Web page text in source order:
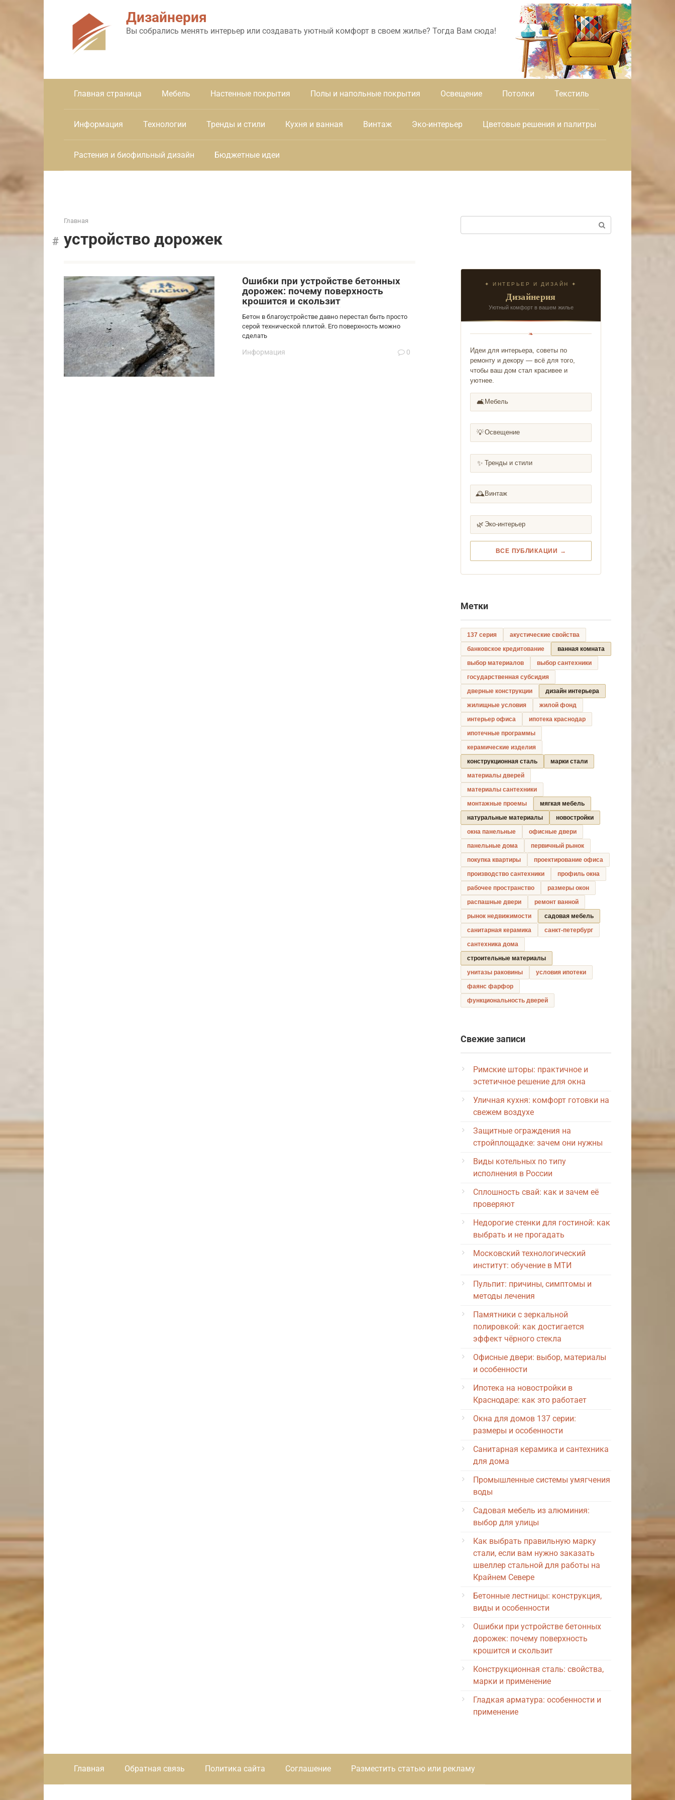
Дизайнерия
Вы собрались менять интерьер или создавать уютный комфорт в своем жилье? Тогда Вам сюда!
Главная страница Мебель Настенные покрытия Полы и напольные покрытия Освещение Потолки Текстиль
Информация Технологии Тренды и стили Кухня и ванная Винтаж Эко-интерьер Цветовые решения и палитры
Растения и биофильный дизайн Бюджетные идеи
Главная
устройство дорожек
Ошибки при устройстве бетонных
дорожек: почему поверхность
крошится и скользит
Бетон в благоустройстве давно перестал быть просто
серой технической плитой. Его поверхность можно
сделать
Информация 0
✦ ИНТЕРЬЕР И ДИЗАЙН ✦
Дизайнерия
Уютный комфорт в вашем жилье
❧
Идеи для интерьера, советы по
ремонту и декору — всё для того,
чтобы ваш дом стал красивее и
уютнее.
🛋️ Мебель
💡Освещение
✨ Тренды и стили
🕰️ Винтаж
🌿 Эко-интерьер
ВСЕ ПУБЛИКАЦИИ →
Метки
137 серия
акустические свойства
банковское кредитование
ванная комната
выбор материалов
выбор сантехники
государственная субсидия
дверные конструкции
дизайн интерьера
жилищные условия
жилой фонд
интерьер офиса
ипотека краснодар
ипотечные программы
керамические изделия
конструкционная сталь
марки стали
материалы дверей
материалы сантехники
монтажные проемы
мягкая мебель
натуральные материалы
новостройки
окна панельные
офисные двери
панельные дома
первичный рынок
покупка квартиры
проектирование офиса
производство сантехники
профиль окна
рабочее пространство
размеры окон
распашные двери
ремонт ванной
рынок недвижимости
садовая мебель
санитарная керамика
санкт-петербург
сантехника дома
строительные материалы
унитазы раковины
условия ипотеки
фаянс фарфор
функциональность дверей
Свежие записи
Римские шторы: практичное и
эстетичное решение для окна
Уличная кухня: комфорт готовки на
свежем воздухе
Защитные ограждения на
стройплощадке: зачем они нужны
Виды котельных по типу
исполнения в России
Сплошность свай: как и зачем её
проверяют
Недорогие стенки для гостиной: как
выбрать и не прогадать
Московский технологический
институт: обучение в МТИ
Пульпит: причины, симптомы и
методы лечения
Памятники с зеркальной
полировкой: как достигается
эффект чёрного стекла
Офисные двери: выбор, материалы
и особенности
Ипотека на новостройки в
Краснодаре: как это работает
Окна для домов 137 серии:
размеры и особенности
Санитарная керамика и сантехника
для дома
Промышленные системы умягчения
воды
Садовая мебель из алюминия:
выбор для улицы
Как выбрать правильную марку
стали, если вам нужно заказать
швеллер стальной для работы на
Крайнем Севере
Бетонные лестницы: конструкция,
виды и особенности
Ошибки при устройстве бетонных
дорожек: почему поверхность
крошится и скользит
Конструкционная сталь: свойства,
марки и применение
Гладкая арматура: особенности и
применение
Главная Обратная связь Политика сайта Соглашение Разместить статью или рекламу